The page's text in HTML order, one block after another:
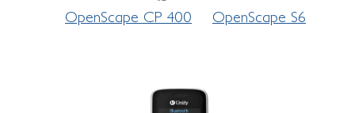
OpenScape CP 400 OpenScape S6